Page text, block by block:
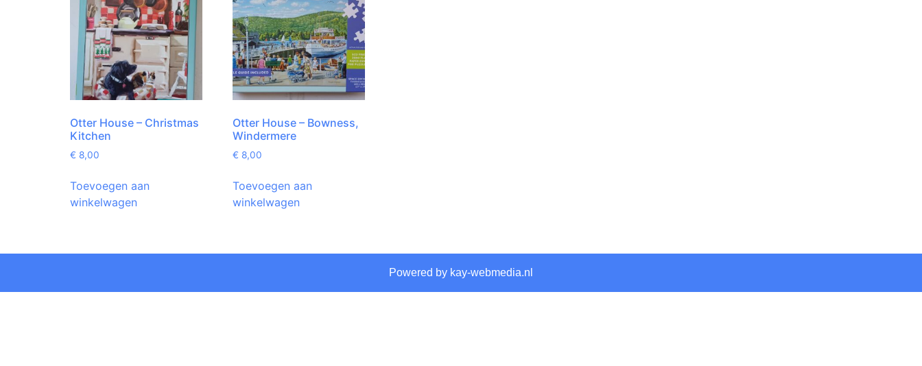
Otter House – Christmas
Kitchen
€ 8,00
Toevoegen aan
winkelwagen
Otter House – Bowness,
Windermere
€ 8,00
Toevoegen aan
winkelwagen
Powered by kay-webmedia.nl